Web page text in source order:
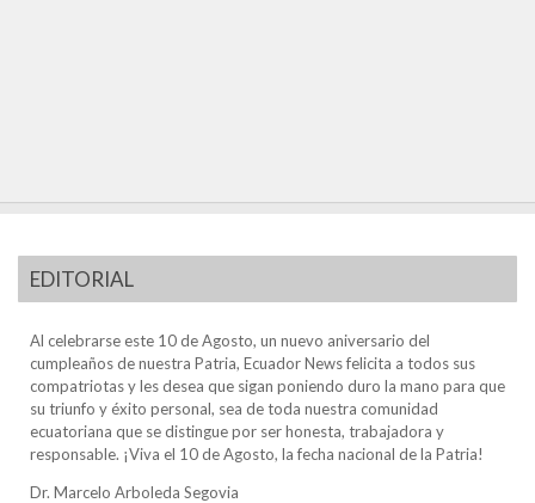
EDITORIAL
Al celebrarse este 10 de Agosto, un nuevo aniversario del
cumpleaños de nuestra Patria, Ecuador News felicita a todos sus
compatriotas y les desea que sigan poniendo duro la mano para que
su triunfo y éxito personal, sea de toda nuestra comunidad
ecuatoriana que se distingue por ser honesta, trabajadora y
responsable. ¡Viva el 10 de Agosto, la fecha nacional de la Patria!
Dr. Marcelo Arboleda Segovia